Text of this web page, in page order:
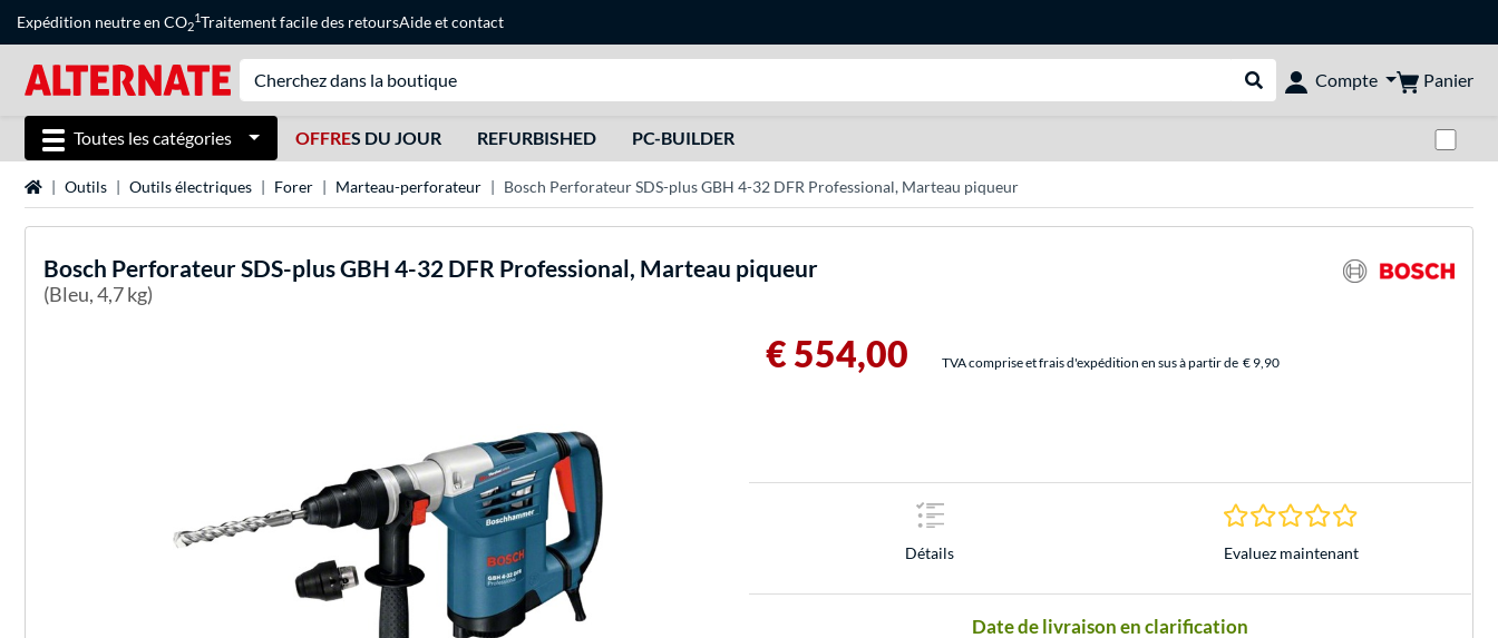
Expédition neutre en CO2
1Traitement facile des retoursAideetcontact
Rechercher dans le shop
Compte Panier
Toutes les catégories OFFRES DU JOUR REFURBISHED PC-BUILDER
Page d'accueil
Outils Outils électriques Forer Marteau-perforateur Bosch Perforateur SDS-plus GBH 4-32 DFR Professional, Marteau piqueur
Bosch Perforateur SDS-plus GBH 4-32 DFR Professional, Marteau piqueur
(Bleu, 4,7 kg)
€ 554,00 TVA comprise et frais d'expédition en sus à partir de € 9,90
Détails
0.0 Étoiles à 0
Evaluez maintenant
Date de livraison en clarification